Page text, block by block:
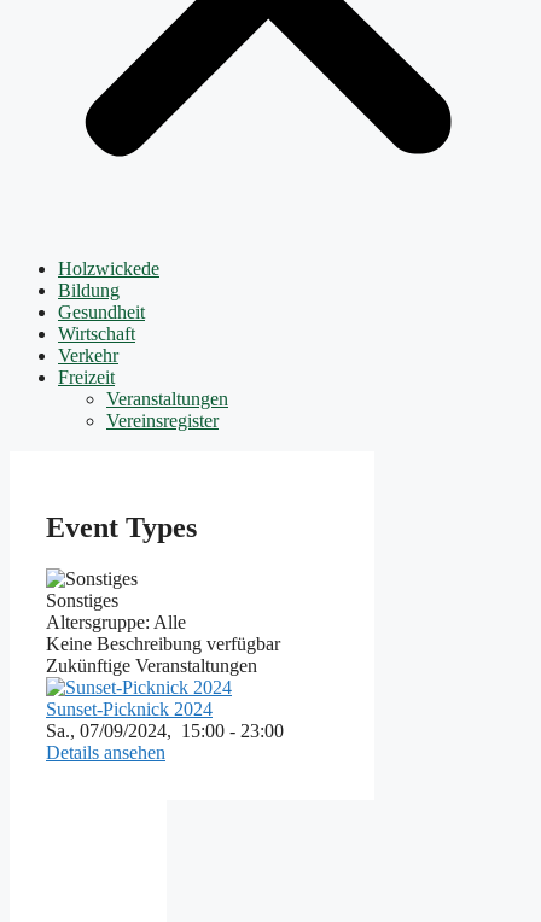
Holzwickede
Bildung
Gesundheit
Wirtschaft
Verkehr
Freizeit
Veranstaltungen
Vereinsregister
Event Types
Sonstiges
Altersgruppe: Alle
Keine Beschreibung verfügbar
Zukünftige Veranstaltungen
Sunset-Picknick 2024
Sa., 07/09/2024, 15:00 - 23:00
Details ansehen